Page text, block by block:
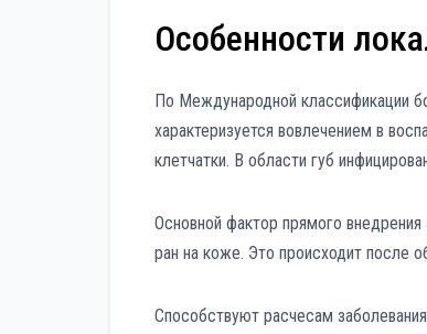
Особенности
По Международной классификации
характеризуется вовлечением в
клетчатки. В области губ
Основной фактор прямого внедрения
ран на коже. Это происходит после
Способствуют расчесам